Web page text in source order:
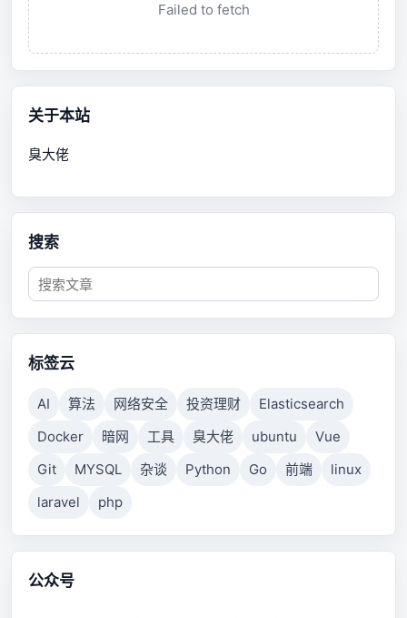
Failed to fetch
关于本站
臭大佬
搜索
标签云
AI 算法 网络安全 投资理财
Elasticsearch
Docker
暗网 工具 臭大佬 ubuntu
Vue
Git
MYSQL 杂谈 Python Go 前端
linux
laravel
php
公众号